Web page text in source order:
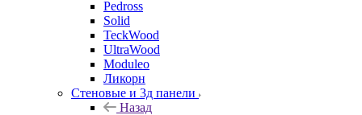
Pedross
Solid
TeckWood
UltraWood
Moduleo
Ликорн
Стеновые и 3д панели
Назад